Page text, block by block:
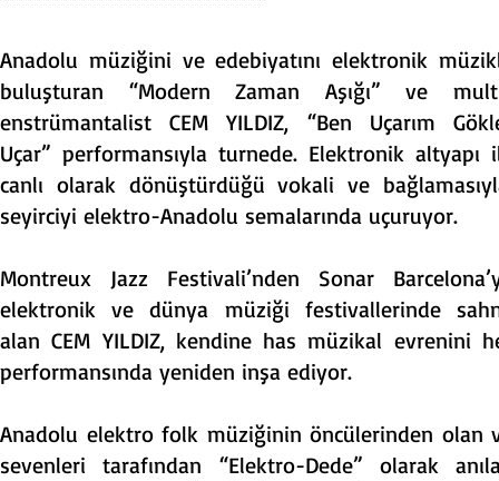
Anadolu müziğini ve edebiyatını elektronik
buluşturan “Modern Zaman Aşığı” ve
enstrümantalist CEM YILDIZ, “Ben Uçarım
Uçar” performansıyla turnede. Elektronik altyapı
canlı olarak dönüştürdüğü vokali ve
seyirciyi elektro-Anadolu semalarında uçuruyor.
Montreux Jazz Festivali’nden Sonar
elektronik ve dünya müziği festivallerinde
alan CEM YILDIZ, kendine has müzikal evrenini
performansında yeniden inşa ediyor.
Anadolu elektro folk müziğinin öncülerinden olan
sevenleri tarafından “Elektro-Dede” olarak